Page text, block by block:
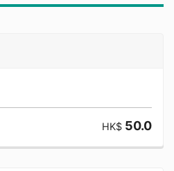
HK$ 50.0